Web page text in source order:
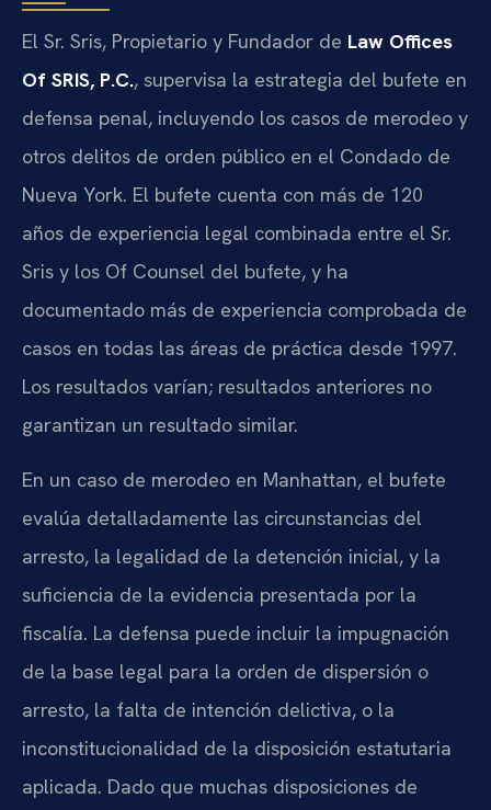
El Sr. Sris, Propietario y Fundador de Law Offices
Of SRIS, P.C., supervisa la estrategia del bufete en
defensa penal, incluyendo los casos de merodeo y
otros delitos de orden público en el Condado de
Nueva York. El bufete cuenta con más de 120
años de experiencia legal combinada entre el Sr.
Sris y los Of Counsel del bufete, y ha
documentado más de experiencia comprobada de
casos en todas las áreas de práctica desde 1997.
Los resultados varían; resultados anteriores no
garantizan un resultado similar.
En un caso de merodeo en Manhattan, el bufete
evalúa detalladamente las circunstancias del
arresto, la legalidad de la detención inicial, y la
suficiencia de la evidencia presentada por la
fiscalía. La defensa puede incluir la impugnación
de la base legal para la orden de dispersión o
arresto, la falta de intención delictiva, o la
inconstitucionalidad de la disposición estatutaria
aplicada. Dado que muchas disposiciones de